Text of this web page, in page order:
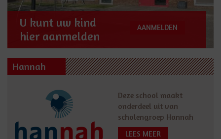
U kunt uw kind
hier aanmelden
AANMELDEN
Hannah
Deze school maakt
onderdeel uit van
scholengroep Hannah
LEES MEER